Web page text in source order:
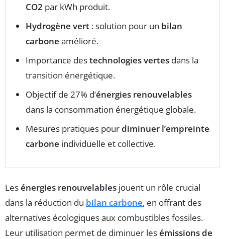
CO2 par kWh produit.
Hydrogène vert : solution pour un bilan
carbone amélioré.
Importance destechnologies vertes dans la
transition énergétique.
Objectif de 27% d’énergies renouvelables
dans la consommation énergétique globale.
Mesures pratiques pourdiminuer l’empreinte
carbone individuelle et collective.
Lesénergies renouvelables jouent un rôle crucial
dans la réduction du bilan carbone, en offrant des
alternatives écologiques aux combustibles fossiles.
Leur utilisation permet de diminuer lesémissions de